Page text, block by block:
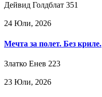
Дейвид Голдблат 351
24 Юли, 2026
Мечта за полет. Без криле.
Златко Енев 223
23 Юли, 2026